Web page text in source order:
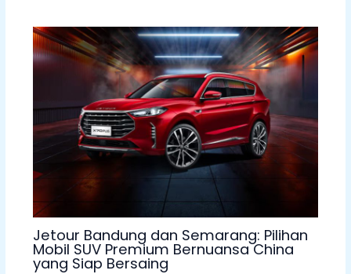
Jetour Bandung dan Semarang: Pilihan
Mobil SUV Premium Bernuansa China
yang Siap Bersaing